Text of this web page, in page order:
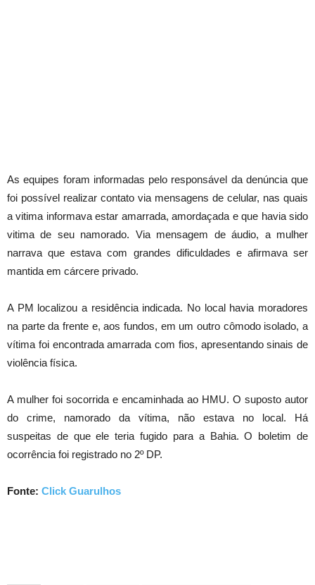
As equipes foram informadas pelo responsável da denúncia que
foi possível realizar contato via mensagens de celular, nas quais
a vitima informava estar amarrada, amordaçada e que havia sido
vitima de seu namorado. Via mensagem de áudio, a mulher
narrava que estava com grandes dificuldades e afirmava ser
mantida em cárcere privado.
A PM localizou a residência indicada. No local havia moradores
na parte da frente e, aos fundos, em um outro cômodo isolado, a
vítima foi encontrada amarrada com fios, apresentando sinais de
violência física.
A mulher foi socorrida e encaminhada ao HMU. O suposto autor
do crime, namorado da vítima, não estava no local. Há
suspeitas de que ele teria fugido para a Bahia. O boletim de
ocorrência foi registrado no 2º DP.
Fonte: Click Guarulhos